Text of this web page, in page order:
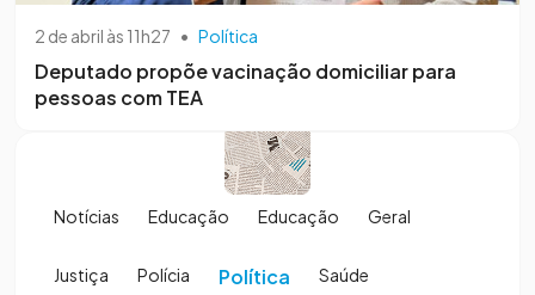
2 de abril às 11h27 • Política
Deputado propõe vacinação domiciliar para
pessoas com TEA
Notícias Educação Educação Geral
Justiça Polícia Política Saúde